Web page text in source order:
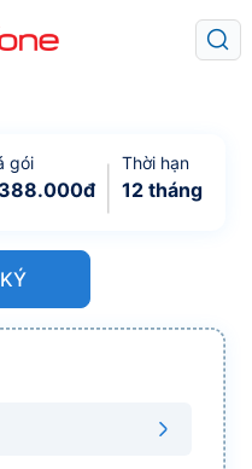
gói
đ
Thời hạn
12 tháng